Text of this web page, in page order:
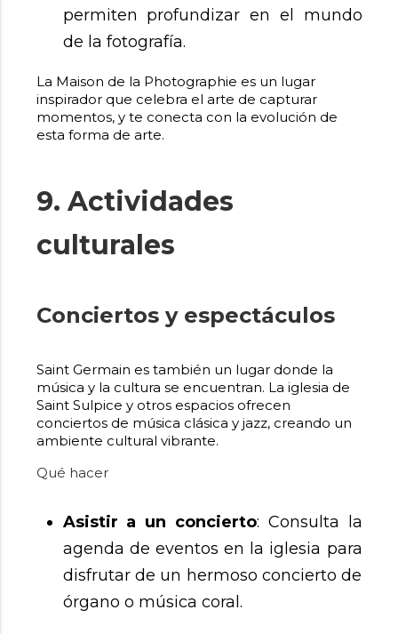
permiten profundizar en el mundo
de la fotografía.
La Maison de la Photographie es un lugar
inspirador que celebra el arte de capturar
momentos, y te conecta con la evolución de
esta forma de arte.
9. Actividades
culturales
Conciertos y espectáculos
Saint Germain es también un lugar donde la
música y la cultura se encuentran. La iglesia de
Saint Sulpice y otros espacios ofrecen
conciertos de música clásica y jazz, creando un
ambiente cultural vibrante.
Qué hacer
Asistir a un concierto: Consulta la
agenda de eventos en la iglesia para
disfrutar de un hermoso concierto de
órgano o música coral.